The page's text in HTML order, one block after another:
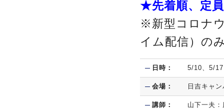
★先着順、定
※新型コロナ
イム配信）の
日時： 5/10、5/
会場： 日吉キャ
講師： 山下一夫